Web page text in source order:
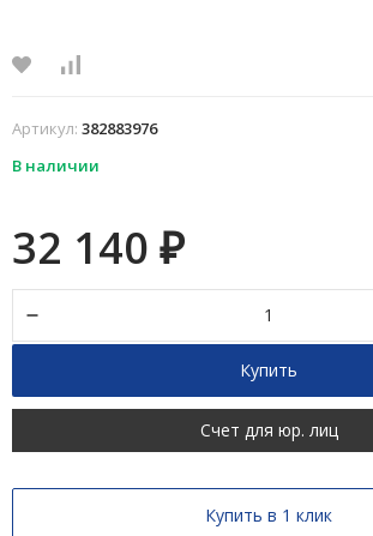
Артикул: 382883976
В наличии
32 140 ₽
Купить
Счет для юр. лиц
Купить в 1 клик